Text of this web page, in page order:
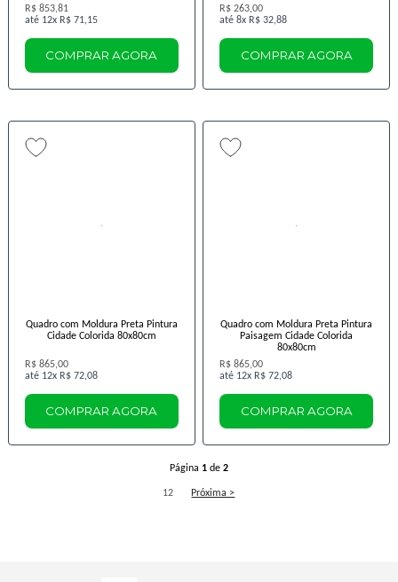
R$ 853,81
12x R$ 71,15
COMPRAR AGORA
R$ 263,00
8x R$ 32,88
COMPRAR AGORA
Quadro com Moldura Preta Pintura
Cidade Colorida 80x80cm
R$ 865,00
12x R$ 72,08
COMPRAR AGORA
Quadro com Moldura Preta Pintura
Paisagem Cidade Colorida
80x80cm
R$ 865,00
12x R$ 72,08
COMPRAR AGORA
Página 1de 2
12 Próxima >